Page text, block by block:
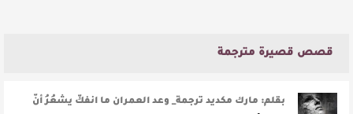
قصص قصيرة مترجمة
بقلم: مارك مكديد ترجمة_ وعد العمران ما انفكّ يشعُرُ أنّ